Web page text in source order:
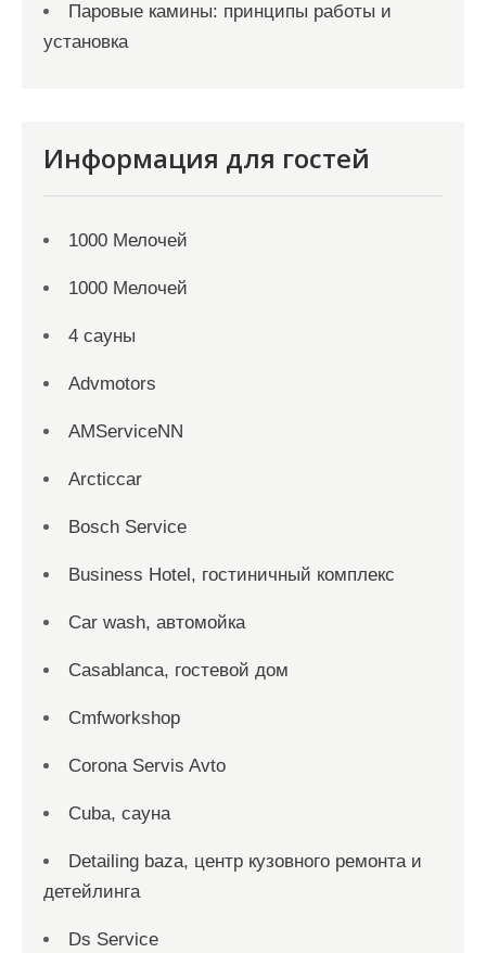
Паровые камины: принципы работы и
установка
Информация для гостей
1000 Мелочей
1000 Мелочей
4 сауны
Advmotors
AMServiceNN
Arcticcar
Bosch Service
Business Hotel, гостиничный комплекс
Car wash, автомойка
Casablanca, гостевой дом
Cmfworkshop
Corona Servis Avto
Cuba, сауна
Detailing baza, центр кузовного ремонта и
детейлинга
Ds Service